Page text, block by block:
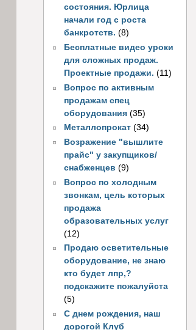
состояния. Юрлица
начали год с роста
банкротств. (8)
Бесплатные видео уроки
для сложных продаж.
Проектные продажи. (11)
Вопрос по активным
продажам спец
оборудования (35)
Металлопрокат (34)
Возражение "вышлите
прайс" у закупщиков/
снабженцев (9)
Вопрос по холодным
звонкам, цель которых
продажа
образовательных услуг
(12)
Продаю осветительные
оборудование, не знаю
кто будет лпр,?
подскажите пожалуйста
(5)
С днем рождения, наш
дорогой Клуб